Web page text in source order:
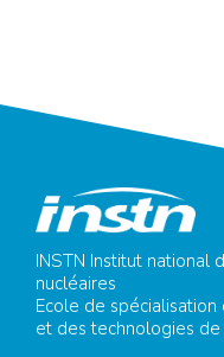
INSTN Institut national
nucléaires
Ecole de
et des technologies de